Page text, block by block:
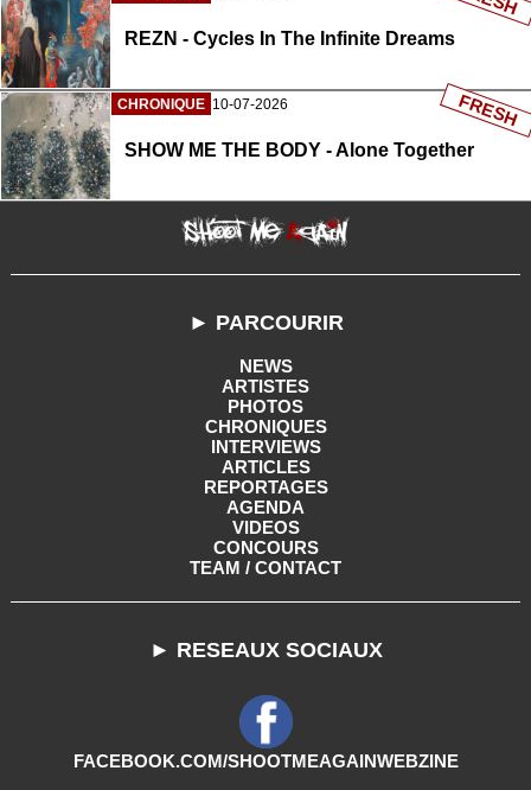
REZN - Cycles In The Infinite Dreams
CHRONIQUE 10-07-2026
SHOW ME THE BODY - Alone Together
FRESH
► PARCOURIR
NEWS
ARTISTES
PHOTOS
CHRONIQUES
INTERVIEWS
ARTICLES
REPORTAGES
AGENDA
VIDEOS
CONCOURS
TEAM / CONTACT
► RESEAUX SOCIAUX
FACEBOOK.COM/SHOOTMEAGAINWEBZINE